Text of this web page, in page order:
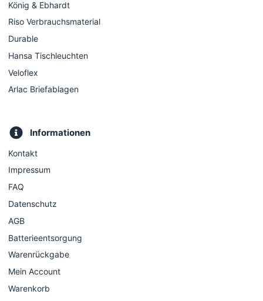
König & Ebhardt
Riso Verbrauchsmaterial
Durable
Hansa Tischleuchten
Veloflex
Arlac Briefablagen
Informationen
Kontakt
Impressum
FAQ
Datenschutz
AGB
Batterieentsorgung
Warenrückgabe
Mein Account
Warenkorb